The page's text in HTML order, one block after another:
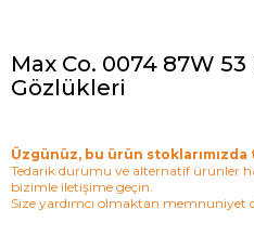
Max Co. 0074 87W 53
Gözlükleri
Üzgünüz, bu ürün
Tedarik durumu ve alternatif ürünler
bizimle iletişime geçin.
Size yardımcı olmaktan memnuniyet